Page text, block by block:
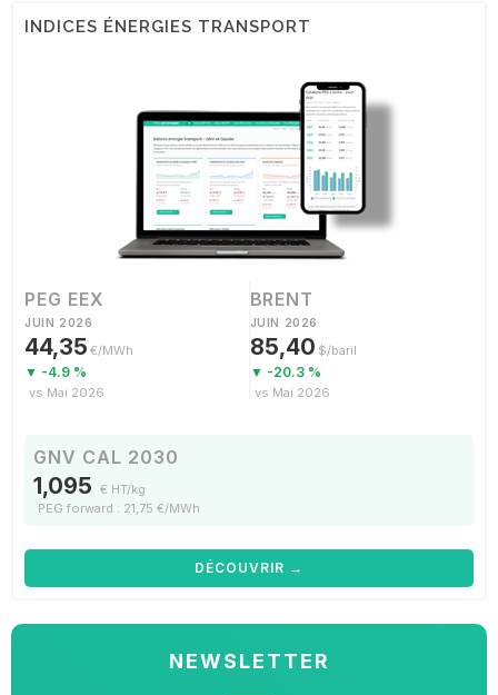
INDICES ÉNERGIES TRANSPORT
PEG EEX
JUIN 2026
44,35 €/MWh
▼ -4.9 %
vs Mai 2026
BRENT
JUIN 2026
85,40 $/baril
▼ -20.3 %
vs Mai 2026
GNV CAL 2030
1,095 € HT/kg
PEG forward : 21,75 €/MWh
DÉCOUVRIR →
NEWSLETTER